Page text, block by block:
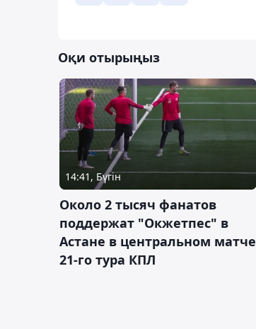
Оқи отырыңыз
14:41, Бүгін
Около 2 тысяч фанатов
поддержат "Окжетпес" в
Астане в центральном матче
21-го тура КПЛ